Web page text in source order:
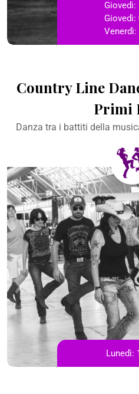
Giovedì:
Giovedì:
Venerdì:
Country Line
Primi
Danza tra i battiti della
Lunedì: